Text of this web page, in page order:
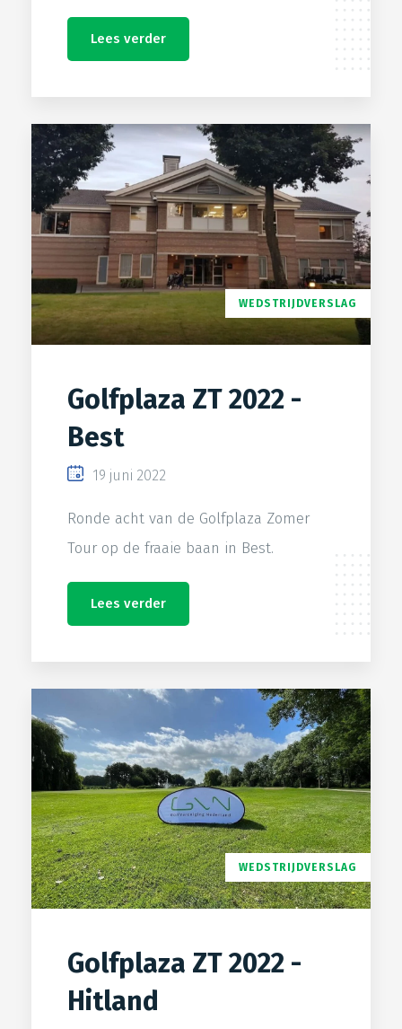
Lees verder
WEDSTRIJDVERSLAG
Golfplaza ZT 2022 -
Best
19 juni 2022
Ronde acht van de Golfplaza Zomer
Tour op de fraaie baan in Best.
Lees verder
WEDSTRIJDVERSLAG
Golfplaza ZT 2022 -
Hitland